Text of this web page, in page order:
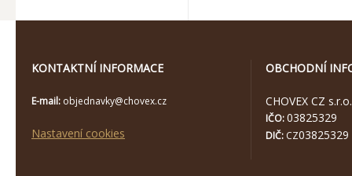
KONTAKTNÍ INFORMACE
E-mail: objednavky@chovex.cz
Nastavení cookies
OBCHODNÍ
CHOVEX CZ s.r.o.
IČO:03825329
DIČ: CZ03825329